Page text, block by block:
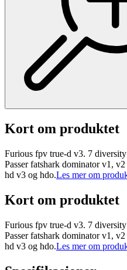
Kort om produktet
Furious fpv true-d v3. 7
Passer fatshark dominator v1,
hd v3 og hdo.Les mer om
Kort om produktet
Furious fpv true-d v3. 7
Passer fatshark dominator v1,
hd v3 og hdo.Les mer om